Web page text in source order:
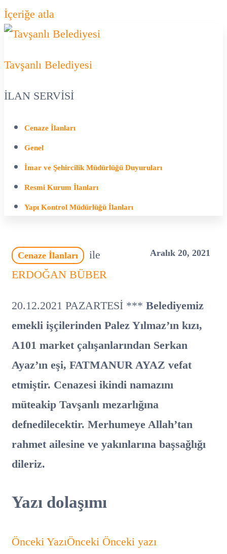
İçeriğe atla
Tavşanlı Belediyesi
İLAN SERVİSİ
Cenaze İlanları
Genel
İmar ve Şehircilik Müdürlüğü Duyuruları
Resmi Kurum İlanları
Yapı Kontrol Müdürlüğü İlanları
Cenaze İlanları Aralık 20, 2021
ile
ERDOĞAN BÜBER
20.12.2021 PAZARTESİ *** Belediyemiz
emekli işçilerinden Palez Yılmaz’ın kızı,
A101 market çalışanlarından Serkan
Ayaz’ın eşi, FATMANUR AYAZ vefat
etmiştir. Cenazesi ikindi namazını
müteakip Tavşanlı mezarlığına
defnedilecektir. Merhumeye Allah’tan
rahmet ailesine ve yakınlarına başsağlığı
dileriz.
Yazı dolaşımı
Önceki YazıÖnceki Önceki yazı